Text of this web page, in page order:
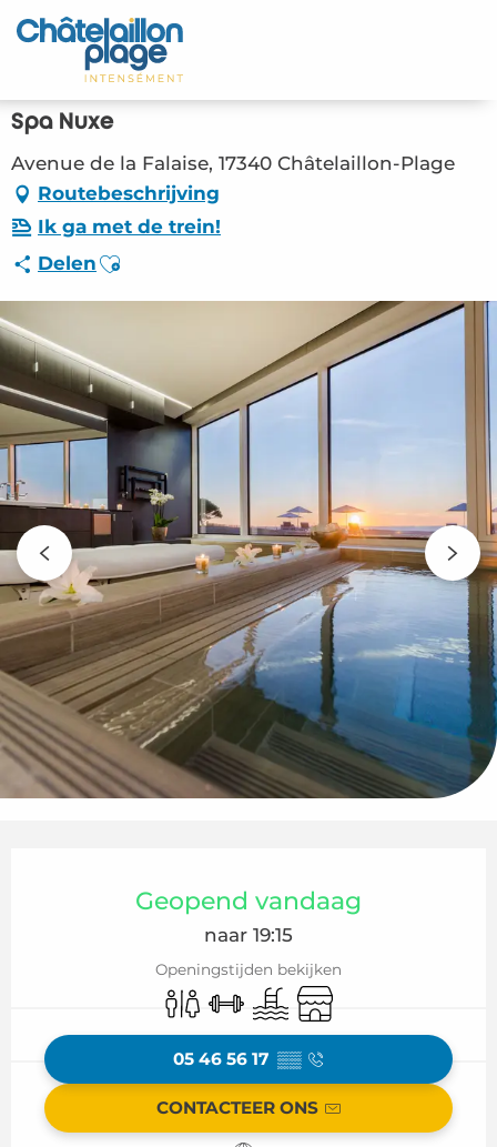
Aller
au
principal
Home – NL
Ontdek
Activiteiten
Leven
Afspraken
LOI – Spa Nuxe (Châtelaillon-Plage) #2808520
Spa Nuxe
Avenue de la Falaise, 17340 Châtelaillon-Plage
Routebeschrijving
Ik ga met de trein!
Delen Ajouter aux favoris
Geopend vandaag
naar 19:15
Openingstijden bekijken
ToilettenSporthalZwembadWinkel op
05 46 56 17 ▒▒
CONTACTEER ONS